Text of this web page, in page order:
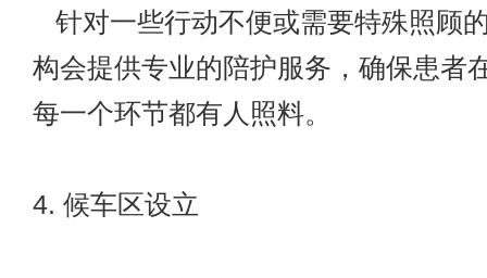
针对一些行动不便或需要特殊照顾
构会提供专业的陪护服务，确保患者
每一个环节都有人照料。
4. 候车区设立